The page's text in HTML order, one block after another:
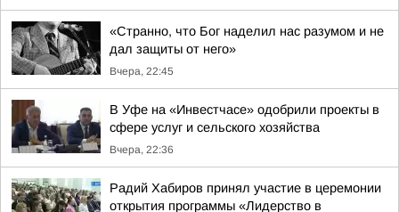
«Странно, что Бог наделил нас разумом и не
дал защиты от него»
Вчера, 22:45
В Уфе на «Инвестчасе» одобрили проекты в
сфере услуг и сельского хозяйства
Вчера, 22:36
Радий Хабиров принял участие в церемонии
открытия программы «Лидерство в